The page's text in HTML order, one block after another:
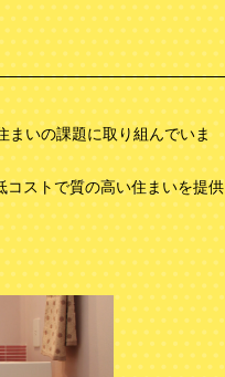
まいの課題に取り組んでいま
コストで質の高い住まいを提供